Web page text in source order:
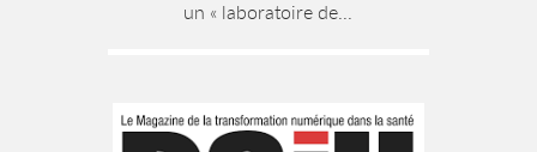
un « laboratoire de...